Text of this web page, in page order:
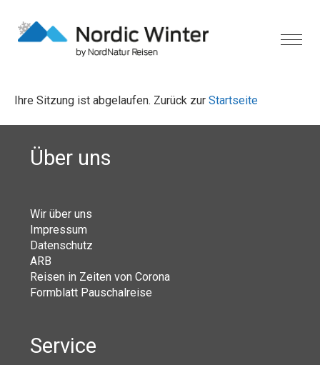
Ihre Sitzung ist abgelaufen. Zurück zur Startseite
Über uns
Wir über uns
Impressum
Datenschutz
ARB
Reisen in Zeiten von Corona
Formblatt Pauschalreise
Service